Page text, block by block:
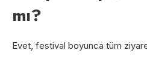
mı?
Evet, festival boyunca tüm